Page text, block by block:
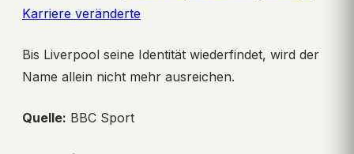
Karriere veränderte
Bis Liverpool seine Identität wiederfindet, wird der
Name allein nicht mehr ausreichen.
Quelle: BBC Sport